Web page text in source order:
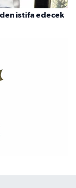
istifa edecek